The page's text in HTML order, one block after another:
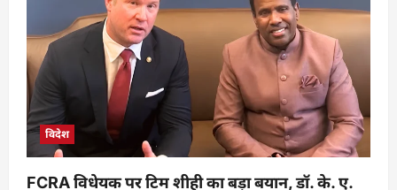
विदेश
FCRA विधेयक पर टिम शीही का बड़ा बयान, डॉ. के. ए.